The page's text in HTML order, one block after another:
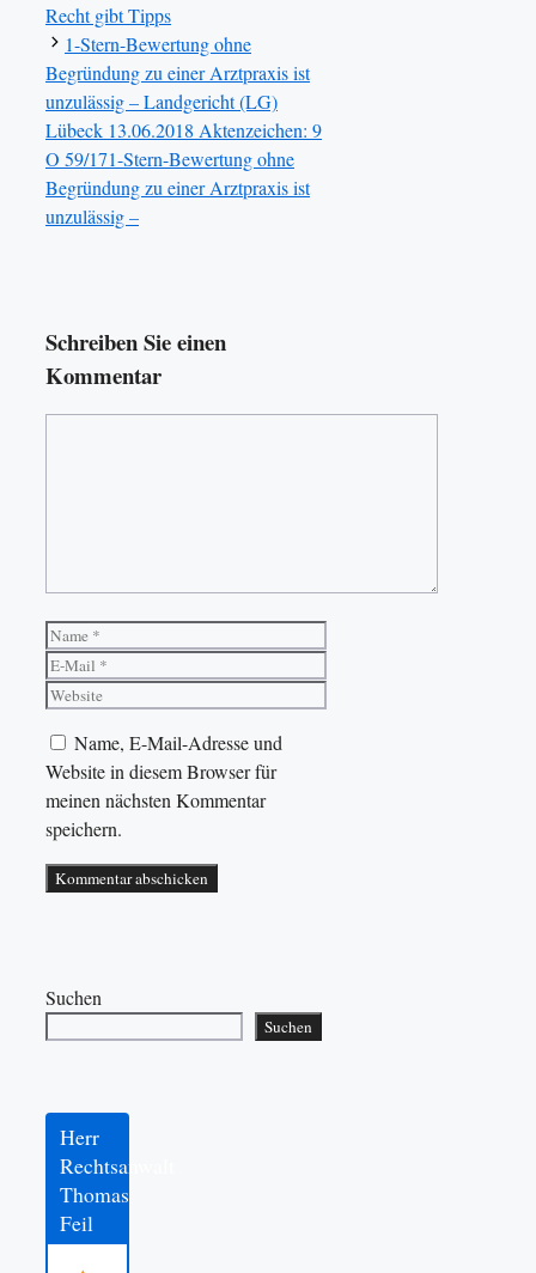
Recht gibt Tipps
1-Stern-Bewertung ohne
Begründung zu einer Arztpraxis ist
unzulässig – Landgericht (LG)
Lübeck 13.06.2018 Aktenzeichen: 9
O 59/171-Stern-Bewertung ohne
Begründung zu einer Arztpraxis ist
unzulässig –
Schreiben Sie einen
Kommentar
Name
Name, E-Mail-Adresse und
Website in diesem Browser für
meinen nächsten Kommentar
speichern.
Suchen
Suchen
Herr
Rechtsanwalt
Thomas
Feil